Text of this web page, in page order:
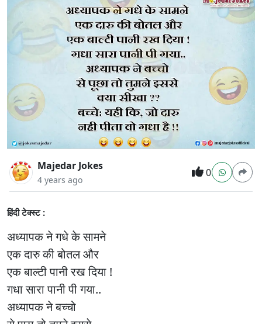
Majedar Jokes
4 years ago
0
हिंदी टेक्स्ट :
अध्यापक ने गधे के सामने
एक दारु की बोतल और
एक बाल्टी पानी रख दिया !
गधा सारा पानी पी गया..
अध्यापक ने बच्चो